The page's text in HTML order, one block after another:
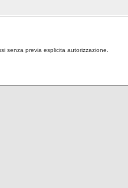
senza previa esplicita autorizzazione.